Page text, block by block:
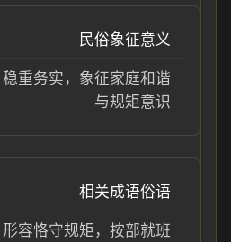
民俗象征意义
重务实，象征家庭和谐
与规矩意识
相关成语俗语
形容恪守规矩，按部就班